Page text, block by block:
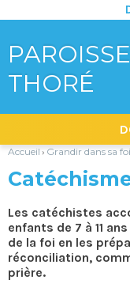
THORÉ
|
Aller
navigation
Accueil › Grandir dans sa foi
Les catéchistes
enfants de 7 à 11
de la foi en les
réconciliation,
prière.